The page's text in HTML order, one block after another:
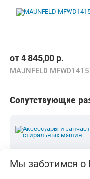
от4 845,00 р.
MAUNFELD
Сопутствующие
Мы заботимся о